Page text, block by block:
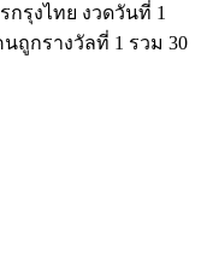
รุงไทย งวดวันที่ 1
นถูกรางวัลที่ 1 รวม 30